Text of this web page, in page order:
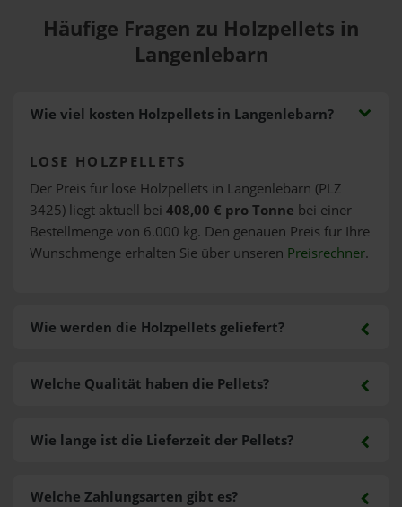
Häufige Fragen zu Holzpellets in
Langenlebarn
Wie viel kosten Holzpellets in Langenlebarn?
LOSE HOLZPELLETS
Der Preis für lose Holzpellets in Langenlebarn (PLZ
3425) liegt aktuell bei 408,00 € pro Tonne bei einer
Bestellmenge von 6.000 kg. Den genauen Preis für Ihre
Wunschmenge erhalten Sie über unseren Preisrechner.
Wie werden die Holzpellets geliefert?
Welche Zahlungsarten gibt es?
Welche Qualität haben die Pellets?
Wie lange ist die Lieferzeit der Pellets?